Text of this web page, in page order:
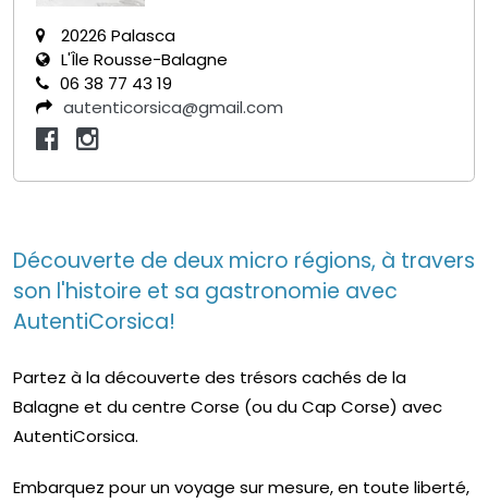
20226 Palasca
L'Île Rousse-Balagne
06 38 77 43 19
autenticorsica@gmail.com
Découverte de deux micro régions, à travers
son l'histoire et sa gastronomie avec
AutentiCorsica!
Partez à la découverte des trésors cachés de la
Balagne et du centre Corse (ou du Cap Corse) avec
AutentiCorsica.
Embarquez pour un voyage sur mesure, en toute liberté,